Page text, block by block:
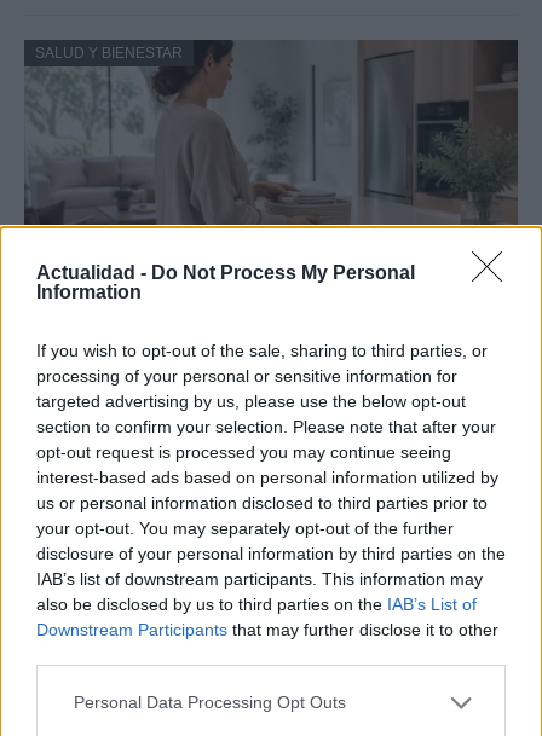
Actualidad - Do Not Process My Personal
Information
If you wish to opt-out of the sale, sharing to third parties, or
processing of your personal or sensitive information for
targeted advertising by us, please use the below opt-out
section to confirm your selection. Please note that after your
opt-out request is processed you may continue seeing
interest-based ads based on personal information utilized by
us or personal information disclosed to third parties prior to
your opt-out. You may separately opt-out of the further
disclosure of your personal information by third parties on the
IAB’s list of downstream participants. This information may
also be disclosed by us to third parties on the IAB’s List of
Downstream Participants that may further disclose it to other
Please note that this website/app uses one or more Google
Personal Data Processing Opt Outs
SALUD Y BIENESTAR
Cómo el orden en casa reduce el estrés y
mejora el sueño
Un hogar ordenado no solo mejora tu espacio,…
SALUD Y BIENESTAR